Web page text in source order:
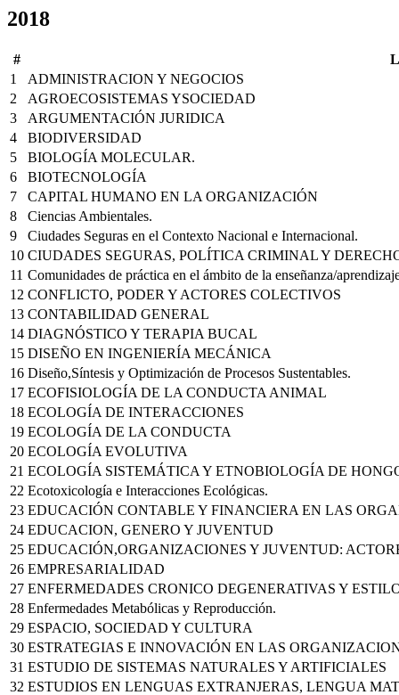
2018
#
1
ADMINISTRACION Y NEGOCIOS
2
AGROECOSISTEMAS YSOCIEDAD
3
ARGUMENTACIÓN JURIDICA
4
BIODIVERSIDAD
5
BIOLOGÍA MOLECULAR.
6
BIOTECNOLOGÍA
7
CAPITAL HUMANO EN LA ORGANIZACIÓN
8
Ciencias Ambientales.
9
Ciudades Seguras en el Contexto Nacional e Internacional.
10 CIUDADES SEGURAS, POLÍTICA CRIMINAL Y
11 Comunidades de práctica en el ámbito de la enseñanza/
12 CONFLICTO, PODER Y ACTORES COLECTIVOS
13 CONTABILIDAD GENERAL
14 DIAGNÓSTICO Y TERAPIA BUCAL
15 DISEÑO EN INGENIERÍA MECÁNICA
16 Diseño,Síntesis y Optimización de Procesos Sustentables.
17 ECOFISIOLOGÍA DE LA CONDUCTA ANIMAL
18 ECOLOGÍA DE INTERACCIONES
19 ECOLOGÍA DE LA CONDUCTA
20 ECOLOGÍA EVOLUTIVA
21 ECOLOGÍA SISTEMÁTICA Y ETNOBIOLOGÍA DE
22 Ecotoxicología e Interacciones Ecológicas.
23 EDUCACIÓN CONTABLE Y FINANCIERA EN LAS
24 EDUCACION, GENERO Y JUVENTUD
25 EDUCACIÓN,ORGANIZACIONES Y JUVENTUD:
26 EMPRESARIALIDAD
27 ENFERMEDADES CRONICO DEGENERATIVAS Y
28 Enfermedades Metabólicas y Reproducción.
29 ESPACIO, SOCIEDAD Y CULTURA
30 ESTRATEGIAS E INNOVACIÓN EN LAS
31 ESTUDIO DE SISTEMAS NATURALES Y ARTIFICIALES
32 ESTUDIOS EN LENGUAS EXTRANJERAS, LENGUA